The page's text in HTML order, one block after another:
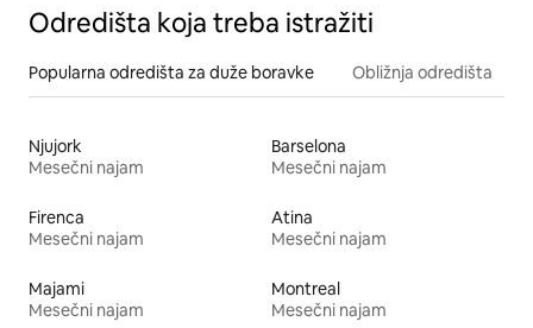
Odredišta koja treba istražiti
Popularna odredišta za duže boravke Obližnja odredišta
Njujork
Mesečni najam
Barselona
Mesečni najam
Firenca
Mesečni najam
Atina
Mesečni najam
Majami
Mesečni najam
Montreal
Mesečni najam